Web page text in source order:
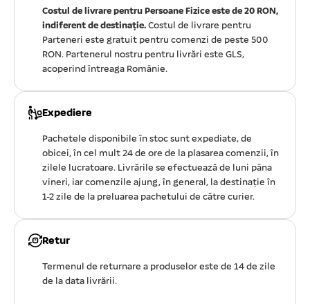
Costul de livrare pentru Persoane Fizice este de 20 RON,
indiferent de destinație. Costul de livrare pentru
Parteneri este gratuit pentru comenzi de peste 500
RON. Partenerul nostru pentru livrări este GLS,
acoperind întreaga Românie.
Expediere
Pachetele disponibile în stoc sunt expediate, de
obicei, în cel mult 24 de ore de la plasarea comenzii, în
zilele lucratoare. Livrările se efectuează de luni pâna
vineri, iar comenzile ajung, în general, la destinație în
1-2 zile de la preluarea pachetului de către curier.
Retur
Termenul de returnare a produselor este de 14 de zile
de la data livrării.